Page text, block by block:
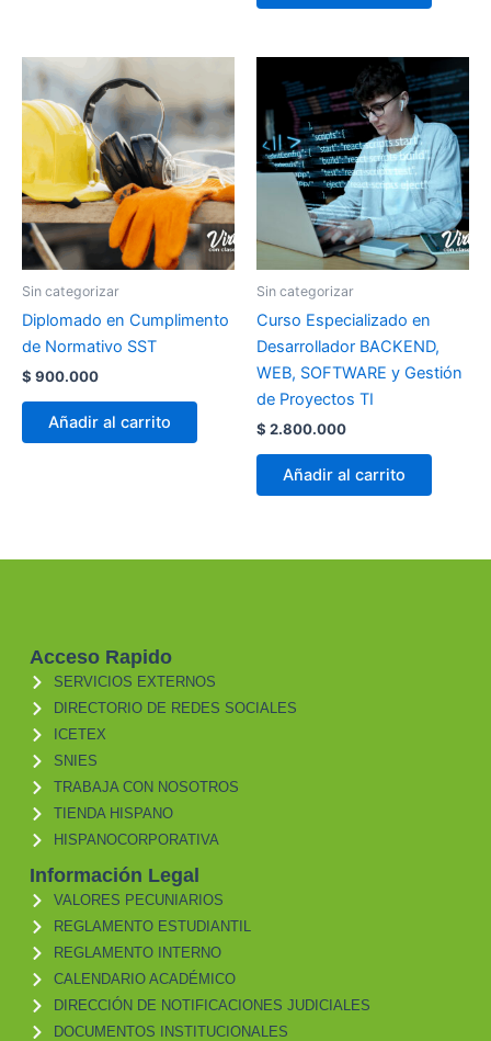
Sin categorizar
Diplomado en Cumplimento
de Normativo SST
$ 900.000
Añadir al carrito
Sin categorizar
Curso Especializado en
Desarrollador BACKEND,
WEB, SOFTWARE y Gestión
de Proyectos TI
$ 2.800.000
Añadir al carrito
Acceso Rapido
SERVICIOS EXTERNOS
DIRECTORIO DE REDES SOCIALES
ICETEX
SNIES
TRABAJA CON NOSOTROS
TIENDA HISPANO
HISPANOCORPORATIVA
Información Legal
VALORES PECUNIARIOS
REGLAMENTO ESTUDIANTIL
REGLAMENTO INTERNO
CALENDARIO ACADÉMICO
DIRECCIÓN DE NOTIFICACIONES JUDICIALES
DOCUMENTOS INSTITUCIONALES